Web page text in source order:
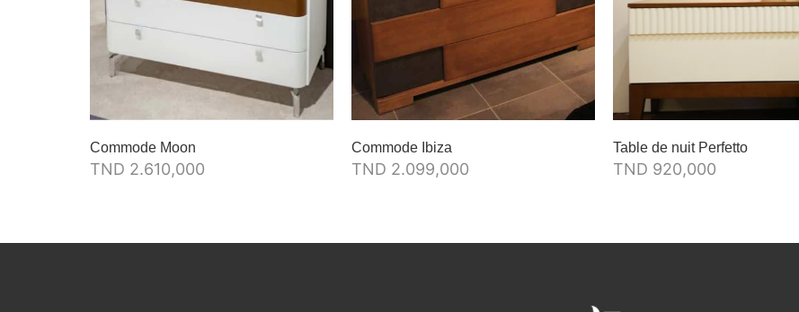
Commode Moon
TND 2.610,000
Commode Ibiza
TND 2.099,000
Table de nuit Perfetto
TND 920,000